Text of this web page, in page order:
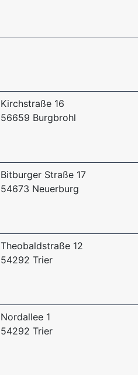
Kirchstraße 16
56659 Burgbrohl
Bitburger Straße 17
54673 Neuerburg
Theobaldstraße 12
54292 Trier
Nordallee 1
54292 Trier